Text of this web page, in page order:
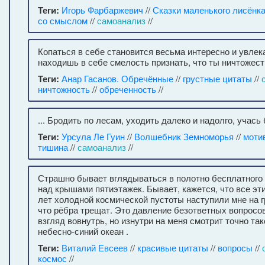
Теги: Игорь Фарбаржевич //Сказки маленького лисёнка
со смыслом//самоанализ//
Копаться в себе становится весьма интересно и
находишь в себе смелость признать, что ты
Теги: Анар Гасанов. Обречённые// грустные цитаты //
ничтожность//обреченность//
... Бродить по лесам, уходить далеко и надолго,
Теги: Урсула Ле Гуин// Волшебник Земноморья //
тишина//самоанализ//
Страшно бывает вглядываться в полотно бесплатного
над крышами пятиэтажек. Бывает, кажется, что все
лет холодной космической пустоты наступили мне на
что рёбра трещат. Это давление безответных
взгляд вовнутрь, но изнутри на меня смотрит точно
небесно-синий океан .
Теги: Виталий Евсеев// красивые цитаты // вопросы //
космос //